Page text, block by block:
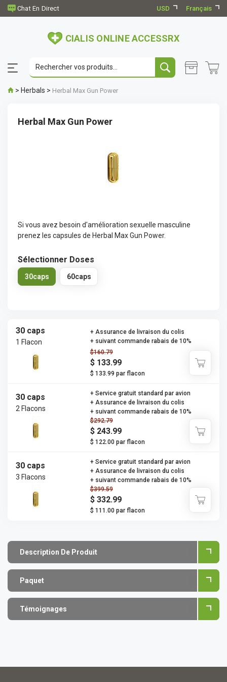
USD Français
CIALIS ONLINE ACCESSRX
> Herbals > Herbal Max Gun Power
Herbal Max Gun Power
Si vous avez besoin d'amélioration sexuelle masculine
prenez les capsules de Herbal Max Gun Power.
Sélectionner Doses
30caps 60caps
30 caps
1 Flacon
$160.79
$ 133.99
$ 133.99 par flacon
+ Assurance de livraison du colis
+ suivant commande rabais de 10%
30 caps
2 Flacons
$292.79
$ 243.99
$ 122.00 par flacon
+ Service gratuit standard par avion
+ Assurance de livraison du colis
+ suivant commande rabais de 10%
30 caps
3 Flacons
$399.59
$ 332.99
$ 111.00 par flacon
+ Service gratuit standard par avion
+ Assurance de livraison du colis
+ suivant commande rabais de 10%
Description De Produit
Paquet
Témoignages